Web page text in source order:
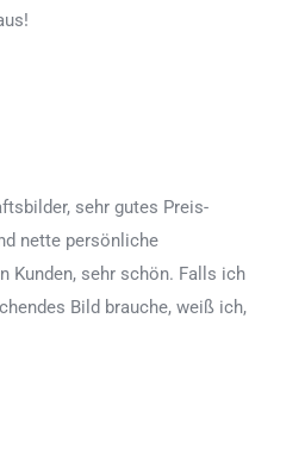
sehr gutes Preis-
nette persönliche
Kunden, sehr schön. Falls ich
Bild brauche, weiß ich,